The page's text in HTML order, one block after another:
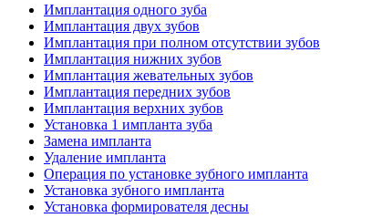
Имплантация одного зуба
Имплантация двух зубов
Имплантация при полном отсутствии зубов
Имплантация нижних зубов
Имплантация жевательных зубов
Имплантация передних зубов
Имплантация верхних зубов
Установка 1 импланта зуба
Замена импланта
Удаление импланта
Операция по установке зубного импланта
Установка зубного импланта
Установка формирователя десны